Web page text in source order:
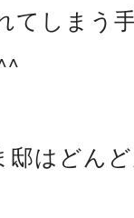
てしまう
邸はどん